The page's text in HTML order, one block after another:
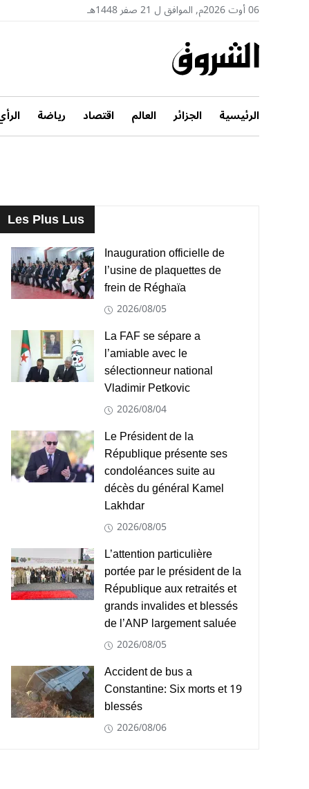
06 أوت 2026م, الموافق ل 21 صفر 1448هـ
الرئيسية الجزائر العالم اقتصاد رياضة
Les Plus Lus
Inauguration officielle de
l’usine de plaquettes de
frein de Réghaïa
2026/08/05
La FAF se sépare a
l’amiable avec le
sélectionneur national
Vladimir Petkovic
2026/08/04
Le Président de la
République présente ses
condoléances suite au
décès du général Kamel
Lakhdar
2026/08/05
L’attention particulière
portée par le président de la
République aux retraités et
grands invalides et blessés
de l’ANP largement saluée
2026/08/05
Accident de bus a
Constantine: Six morts et 19
blessés
2026/08/06